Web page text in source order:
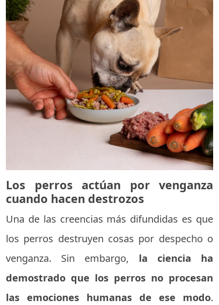
Los perros actúan por venganza
cuando hacen destrozos
Una de las creencias más difundidas es que
los perros destruyen cosas por despecho o
venganza. Sin embargo, la ciencia ha
demostrado que los perros no procesan
las emociones humanas de ese modo.